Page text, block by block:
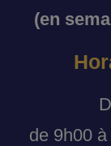
(en
de 9h00